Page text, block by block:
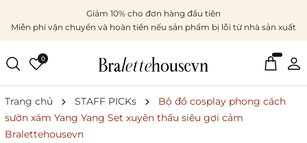
Giảm 10% cho đơn hàng đầu tiên
Miễn phí vận chuyển và hoàn tiền nếu sản phẩm bị lỗi từ nhà sản xuất
0
Trang chủ STAFF PICKs
Bộ đồ cosplay phong cách
sườn xám Yang Yang Set xuyên thấu siêu gợi cảm
Bralettehousevn